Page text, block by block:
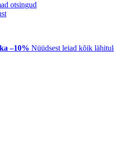
otsingud
–10% Nüüdsest leiad kõik